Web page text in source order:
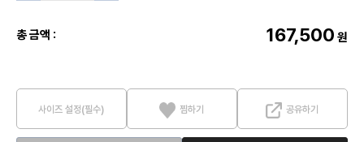
총 금액 : 167,500 원
사이즈 설정(필수) 찜하기 공유하기